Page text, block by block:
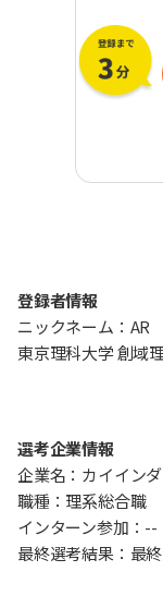
登録者情報
ニックネーム：AR
東京理科大学 創域
選考企業情報
企業名：カイイン
職種：理系総合職
インターン参加：--
最終選考結果：最